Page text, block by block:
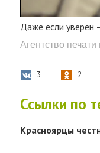
Даже если уверен
Агентство
3 2
Ссылки по
Красноярцы